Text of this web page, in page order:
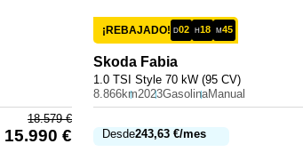
18.579€
15.990 €
¡REBAJADO! D02 H18 M45
Skoda Fabia
1.0 TSI Style 70 kW (95 CV)
8.866km2023GasolinaManual
Desde243,63 €/mes